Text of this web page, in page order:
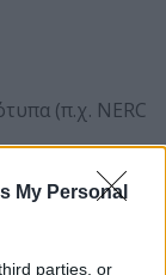
My Personal
parties, or
(π.χ. NERC
ροών